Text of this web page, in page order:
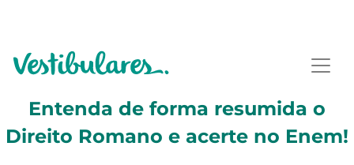
Entenda de forma resumida o
Direito Romano e acerte no Enem!